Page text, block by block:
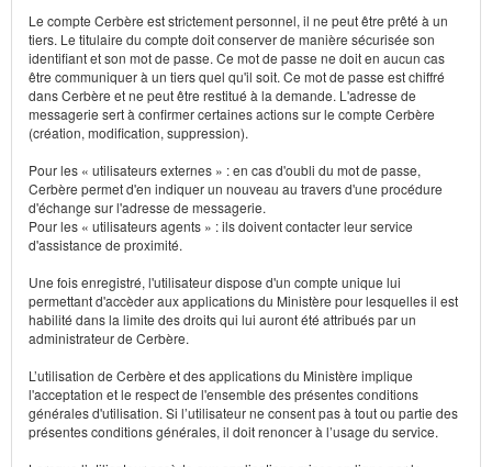
Le compte Cerbère est strictement personnel, il ne peut être prêté à un
tiers. Le titulaire du compte doit conserver de manière sécurisée son
identifiant et son mot de passe. Ce mot de passe ne doit en aucun cas
être communiquer à un tiers quel qu'il soit. Ce mot de passe est chiffré
dans Cerbère et ne peut être restitué à la demande. L'adresse de
messagerie sert à confirmer certaines actions sur le compte Cerbère
(création, modification, suppression).
Pour les « utilisateurs externes » : en cas d'oubli du mot de passe,
Cerbère permet d'en indiquer un nouveau au travers d'une procédure
d'échange sur l'adresse de messagerie.
Pour les « utilisateurs agents » : ils doivent contacter leur service
d'assistance de proximité.
Une fois enregistré, l'utilisateur dispose d'un compte unique lui
permettant d'accèder aux applications du Ministère pour lesquelles il est
habilité dans la limite des droits qui lui auront été attribués par un
administrateur de Cerbère.
L’utilisation de Cerbère et des applications du Ministère implique
l'acceptation et le respect de l'ensemble des présentes conditions
générales d'utilisation. Si l’utilisateur ne consent pas à tout ou partie des
présentes conditions générales, il doit renoncer à l’usage du service.